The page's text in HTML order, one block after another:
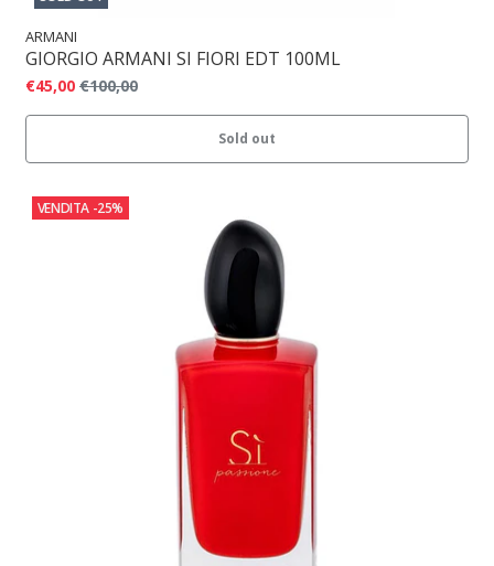
ARMANI
GIORGIO ARMANI SI FIORI EDT 100ML
€45,00 €100,00
Sold out
VENDITA -25%